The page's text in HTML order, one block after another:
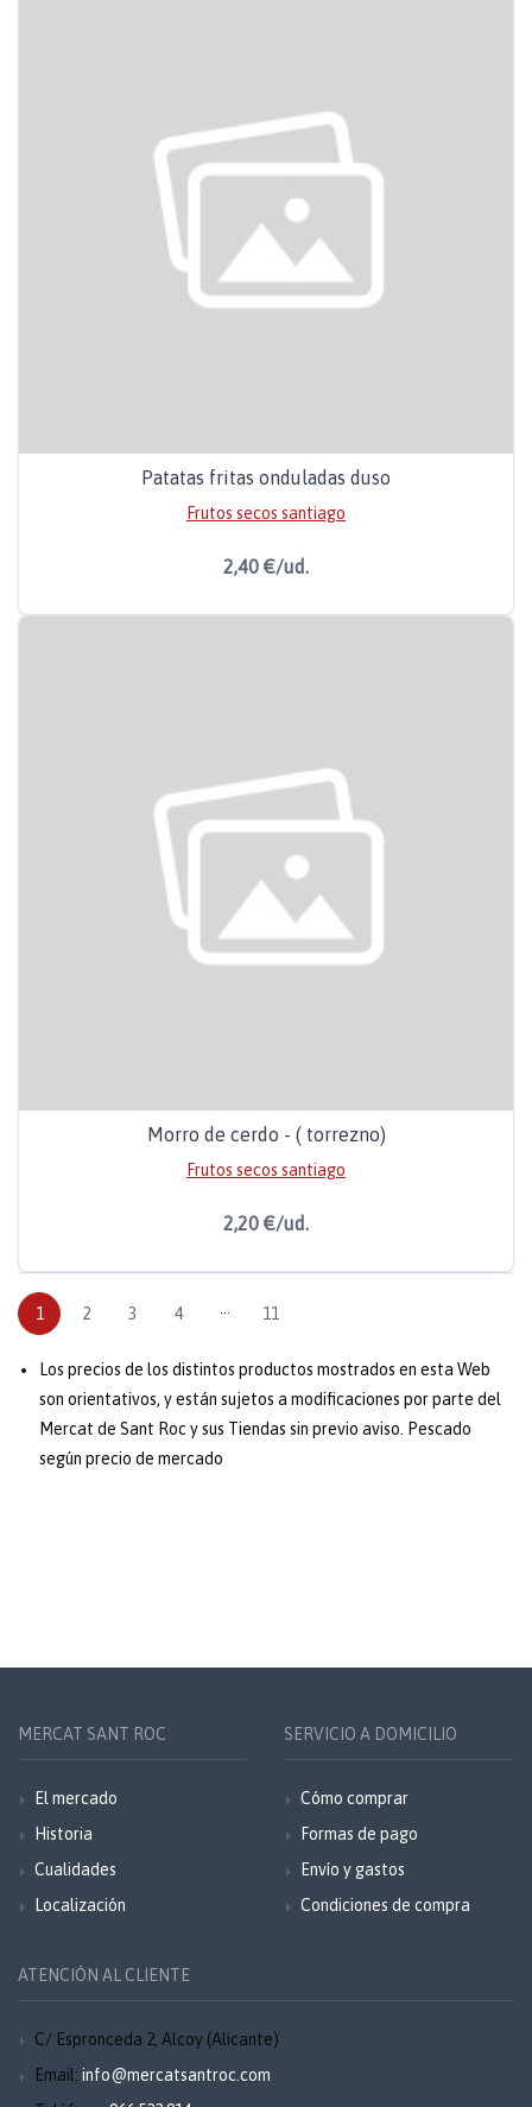
Patatas fritas onduladas duso
Frutos secos santiago
2,40 €/ud.
Morro de cerdo - ( torrezno)
Frutos secos santiago
2,20 €/ud.
1 2 3 4 ··· 11
Los precios de los distintos productos mostrados en esta Web
son orientativos, y están sujetos a modificaciones por parte del
Mercat de Sant Roc y sus Tiendas sin previo aviso. Pescado
según precio de mercado
MERCAT SANT ROC
El mercado
Historia
Cualidades
Localización
SERVICIO A DOMICILIO
Cómo comprar
Formas de pago
Envío y gastos
Condiciones de compra
ATENCIÓN AL CLIENTE
C/ Espronceda 2, Alcoy (Alicante)
Email: info@mercatsantroc.com